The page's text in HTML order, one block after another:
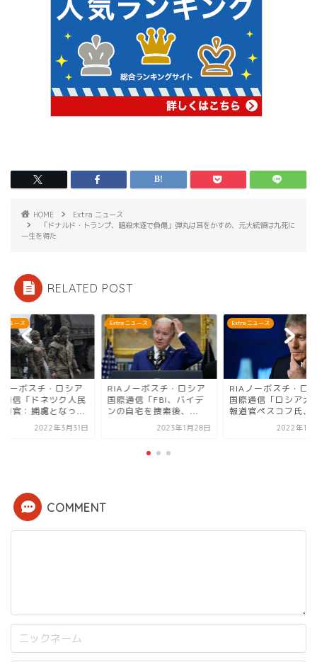
HOME
Extra ニュース
「ドナルド・トランプ、暗殺未遂で負傷」弾丸は耳をかすめ、元大統領は九死に
一生を得た
RELATED POST
ニュース
ーボスチ・ロシア
通信「FBI、バイデ
自宅を捜索後、...
2023年1月28日
Extra ニュース
RIAノーボスチ・ロシア
国際通信「ロシア大統領
報道官ペスコフ氏、ケ...
2022年11月11日
Extra ニュース
RIAノーボスチ・ロ
国際通信「ドネツク
軍報道官：捕虜とな
2022年3
COMMENT